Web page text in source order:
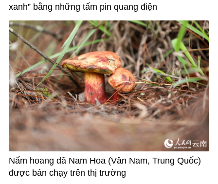
xanh” bằng những tấm pin quang điện
Nấm hoang dã Nam Hoa (Vân Nam, Trung Quốc)
được bán chạy trên thị trường